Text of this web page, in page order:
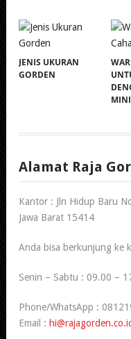
JENIS UKURAN
GORDEN
Alamat Raja
Kantor : Jln Hidup Baru
Jawa Barat 15414
Anda bisa berkunjung ke
Senin – Sabtu : 09.00 –
Phone/WhatsApp :
Email :